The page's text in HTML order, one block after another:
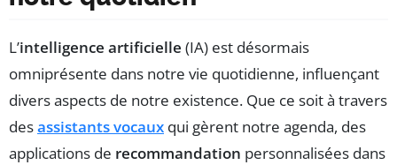
L’intelligence artificielle (IA) est désormais
omniprésente dans notre vie quotidienne, influençant
divers aspects de notre existence. Que ce soit à travers
desassistants vocaux qui gèrent notre agenda, des
applications de recommandation personnalisées dans